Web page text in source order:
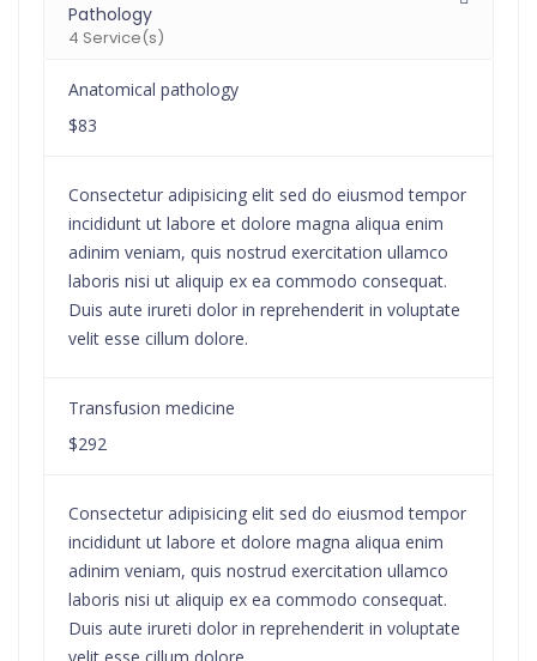
Pathology
4 Service(s)
Anatomical pathology
$83
Consectetur adipisicing elit sed do eiusmod tempor
incididunt ut labore et dolore magna aliqua enim
adinim veniam, quis nostrud exercitation ullamco
laboris nisi ut aliquip ex ea commodo consequat.
Duis aute irureti dolor in reprehenderit in voluptate
velit esse cillum dolore.
Transfusion medicine
$292
Consectetur adipisicing elit sed do eiusmod tempor
incididunt ut labore et dolore magna aliqua enim
adinim veniam, quis nostrud exercitation ullamco
laboris nisi ut aliquip ex ea commodo consequat.
Duis aute irureti dolor in reprehenderit in voluptate